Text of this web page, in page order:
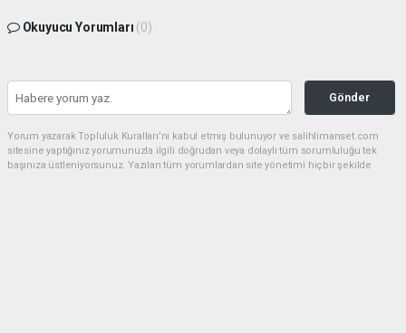
Okuyucu Yorumları (0)
Gönder
Yorum yazarak Topluluk Kuralları’nı kabul etmiş bulunuyor ve salihlimanset.com
sitesine yaptığınız yorumunuzla ilgili doğrudan veya dolaylı tüm sorumluluğu tek
başınıza üstleniyorsunuz. Yazılan tüm yorumlardan site yönetimi hiçbir şekilde